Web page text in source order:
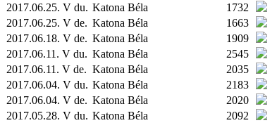
2017.06.25. V du. Katona Béla
1732
2017.06.25. V de. Katona Béla
1663
2017.06.18. V de. Katona Béla
1909
2017.06.11. V du. Katona Béla
2545
2017.06.11. V de. Katona Béla
2035
2017.06.04. V du. Katona Béla
2183
2017.06.04. V de. Katona Béla
2020
2017.05.28. V du. Katona Béla
2092